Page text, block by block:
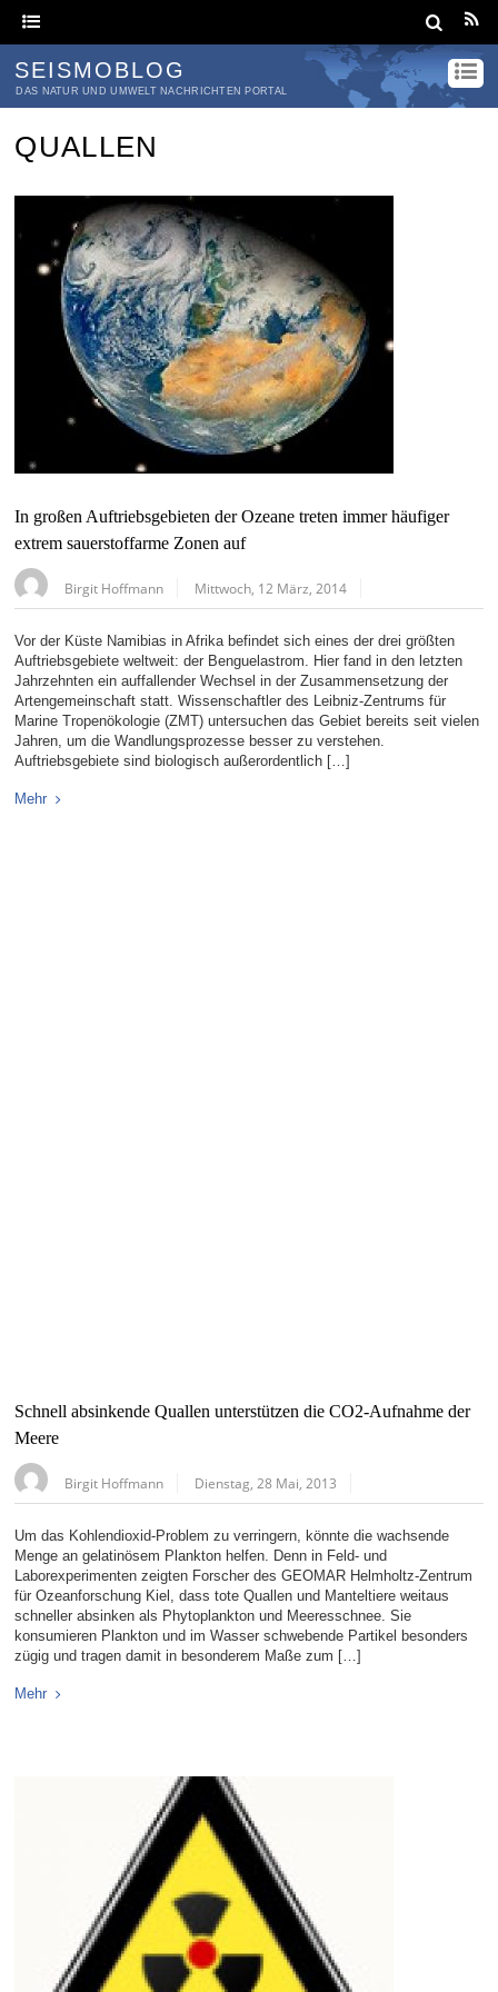
SEISMOBLOG
DAS NATUR UND UMWELT NACHRICHTEN PORTAL
QUALLEN
In großen Auftriebsgebieten der Ozeane treten immer häufiger
extrem sauerstoffarme Zonen auf
Birgit Hoffmann Mittwoch, 12 März, 2014
Vor der Küste Namibias in Afrika befindet sich eines der drei größten
Auftriebsgebiete weltweit: der Benguelastrom. Hier fand in den letzten
Jahrzehnten ein auffallender Wechsel in der Zusammensetzung der
Artengemeinschaft statt. Wissenschaftler des Leibniz-Zentrums für
Marine Tropenökologie (ZMT) untersuchen das Gebiet bereits seit vielen
Jahren, um die Wandlungsprozesse besser zu verstehen.
Auftriebsgebiete sind biologisch außerordentlich […]
Mehr
Schnell absinkende Quallen unterstützen die CO2-Aufnahme der
Meere
Birgit Hoffmann Dienstag, 28 Mai, 2013
Um das Kohlendioxid-Problem zu verringern, könnte die wachsende
Menge an gelatinösem Plankton helfen. Denn in Feld- und
Laborexperimenten zeigten Forscher des GEOMAR Helmholtz-Zentrum
für Ozeanforschung Kiel, dass tote Quallen und Manteltiere weitaus
schneller absinken als Phytoplankton und Meeresschnee. Sie
konsumieren Plankton und im Wasser schwebende Partikel besonders
zügig und tragen damit in besonderem Maße zum […]
Mehr